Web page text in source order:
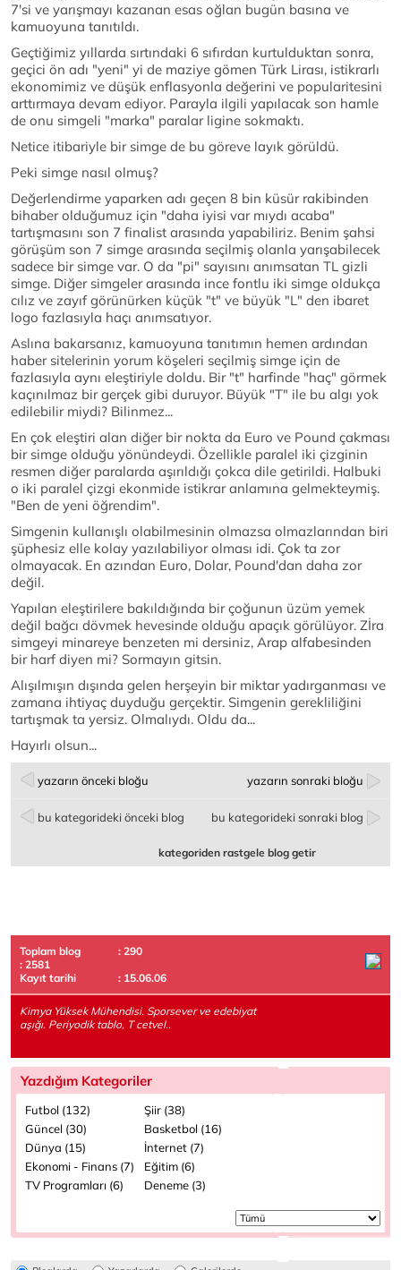
7'si ve yarışmayı kazanan esas oğlan bugün basına ve
kamuoyuna tanıtıldı.
Geçtiğimiz yıllarda sırtındaki 6 sıfırdan kurtulduktan sonra,
geçici ön adı "yeni" yi de maziye gömen Türk Lirası, istikrarlı
ekonomimiz ve düşük enflasyonla değerini ve popularitesini
arttırmaya devam ediyor. Parayla ilgili yapılacak son hamle
de onu simgeli "marka" paralar ligine sokmaktı.
Netice itibariyle bir simge de bu göreve layık görüldü.
Peki simge nasıl olmuş?
Değerlendirme yaparken adı geçen 8 bin küsür rakibinden
bihaber olduğumuz için "daha iyisi var mıydı acaba"
tartışmasını son 7 finalist arasında yapabiliriz. Benim şahsi
görüşüm son 7 simge arasında seçilmiş olanla yarışabilecek
sadece bir simge var. O da "pi" sayısını anımsatan TL gizli
simge. Diğer simgeler arasında ince fontlu iki simge oldukça
cılız ve zayıf görünürken küçük "t" ve büyük "L" den ibaret
logo fazlasıyla haçı anımsatıyor.
Aslına bakarsanız, kamuoyuna tanıtımın hemen ardından
haber sitelerinin yorum köşeleri seçilmiş simge için de
fazlasıyla aynı eleştiriyle doldu. Bir "t" harfinde "haç" görmek
kaçınılmaz bir gerçek gibi duruyor. Büyük "T" ile bu algı yok
edilebilir miydi? Bilinmez...
En çok eleştiri alan diğer bir nokta da Euro ve Pound çakması
bir simge olduğu yönündeydi. Özellikle paralel iki çizginin
resmen diğer paralarda aşırıldığı çokca dile getirildi. Halbuki
o iki paralel çizgi ekonmide istikrar anlamına gelmekteymiş.
"Ben de yeni öğrendim".
Simgenin kullanışlı olabilmesinin olmazsa olmazlarından biri
şüphesiz elle kolay yazılabiliyor olması idi. Çok ta zor
olmayacak. En azından Euro, Dolar, Pound'dan daha zor
değil.
Yapılan eleştirilere bakıldığında bir çoğunun üzüm yemek
değil bağcı dövmek hevesinde olduğu apaçık görülüyor. Zİra
simgeyi minareye benzeten mi dersiniz, Arap alfabesinden
bir harf diyen mi? Sormayın gitsin.
Alışılmışın dışında gelen herşeyin bir miktar yadırganması ve
zamana ihtiyaç duyduğu gerçektir. Simgenin gerekliliğini
tartışmak ta yersiz. Olmalıydı. Oldu da...
Hayırlı olsun...
yazarın önceki bloğu yazarın sonraki bloğu
bu kategorideki önceki blog bu kategorideki sonraki blog
kategoriden rastgele blog getir
Toplam blog
: 290
: 2581
Kayıt tarihi
: 15.06.06
Kimya Yüksek Mühendisi. Sporsever ve edebiyat
aşığı. Periyodik tablo, T cetvel..
Yazdığım Kategoriler
Futbol (132)
Şiir (38)
Güncel (30)
Basketbol (16)
Dünya (15)
İnternet (7)
Ekonomi - Finans (7)
Eğitim (6)
TV Programları (6)
Deneme (3)